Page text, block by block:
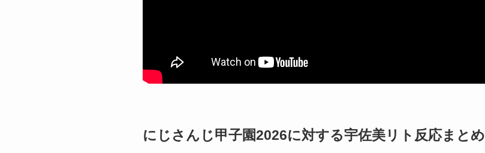
にじさんじ甲子園2026に対する宇佐美リト反応まとめ